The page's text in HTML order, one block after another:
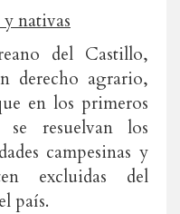
nativas
del Castillo,
derecho agrario,
en los primeros
resuelvan los
campesinas y
excluidas del
país.